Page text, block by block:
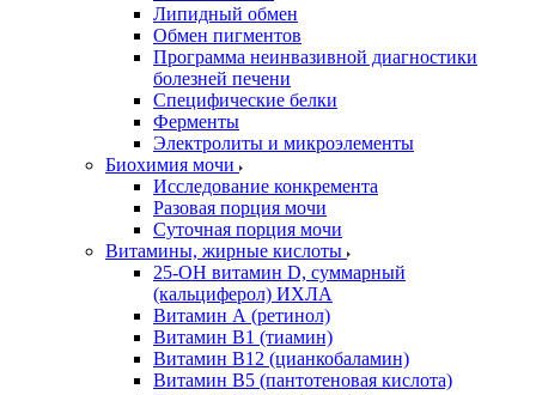
Липидный обмен
Обмен пигментов
Программа неинвазивной диагностики
болезней печени
Специфические белки
Ферменты
Электролиты и микроэлементы
Биохимия мочи
Исследование конкремента
Разовая порция мочи
Суточная порция мочи
Витамины, жирные кислоты
25-OH витамин D, суммарный
(кальциферол) ИХЛА
Витамин А (ретинол)
Витамин В1 (тиамин)
Витамин В12 (цианкобаламин)
Витамин В5 (пантотеновая кислота)